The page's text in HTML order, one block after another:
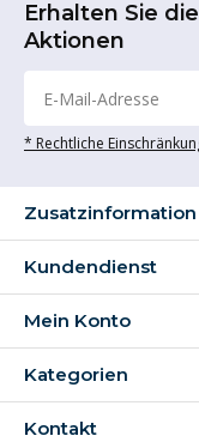
Erhalten Sie
Aktionen
* Rechtliche
Zusatzinformation
Kundendienst
Mein Konto
Kategorien
Kontakt